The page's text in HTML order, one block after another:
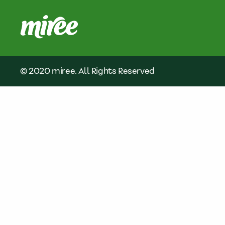
© 2020 miree. All Rights Reserved